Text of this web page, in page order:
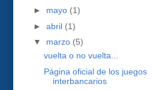
► mayo (1)
► abril (1)
▼ marzo (5)
vuelta o no vuelta...
Página oficial de los juegos
interbancarios